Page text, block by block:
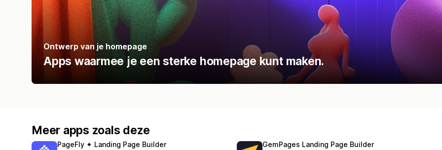
Ontwerp van je homepage
Apps waarmee je een sterke homepage kunt maken.
Meer apps zoals deze
PageFly ✦ Landing Page Builder GemPages Landing Page Builder